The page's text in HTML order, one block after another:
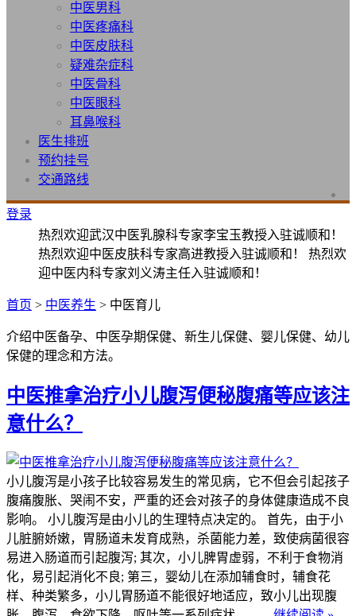
中医男科
中医疼痛科
中医皮肤科
疑难杂症科
中医骨科
中医眼科
耳鼻喉科
医生排班
预约挂号
交通路线
登录
热烈欢迎武汉中医乳腺科专家李宝玉教授入驻诚顺和！
热烈欢迎中医皮肤科专家高进教授入驻诚顺和！ 热烈欢
迎中医内科专家刘义涛主任入驻诚顺和！
首页 > 中医养生 > 中医育儿
介绍中医备孕、中医孕期保健、新生儿保健、婴儿保健、幼儿
保健的理念和方法。
中医推拿治疗小儿腹泻便秘腹痛等应该注
意什么？
小儿腹泻是小孩子比较容易发生的常见病，它不但会引起孩子
腹痛腹胀、哭闹不安，严重的还会对孩子的身体健康造成不良
影响。 小儿腹泻是由小儿的生理特点决定的。 首先，由于小
儿脏腑娇嫩，胃肠道未发育成熟，杀菌能力差，致使病菌很容
易进入肠道而引起腹泻; 其次，小儿脾胃虚弱，不利于食物消
化，易引起消化不良; 第三，婴幼儿在添加辅食时，辅食花
样、种类繁多，小儿胃肠道不能很好地适应，致小儿出现腹